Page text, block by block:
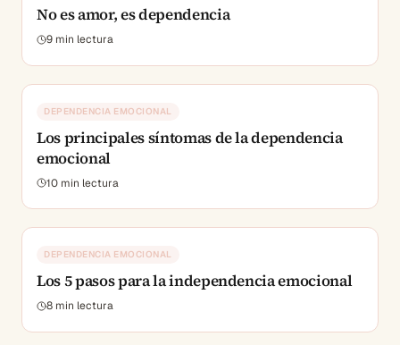
No es amor, es dependencia
9 min lectura
DEPENDENCIA EMOCIONAL
Los principales síntomas de la dependencia
emocional
10 min lectura
DEPENDENCIA EMOCIONAL
Los 5 pasos para la independencia emocional
8 min lectura